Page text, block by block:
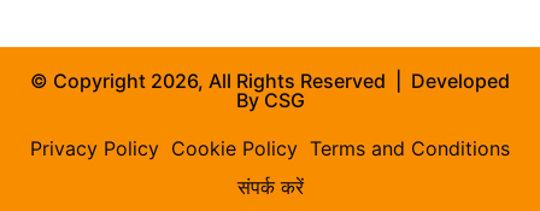
© Copyright 2026, All Rights Reserved | Developed
ByCSG
Privacy Policy Cookie Policy Terms and Conditions
संपर्क करें